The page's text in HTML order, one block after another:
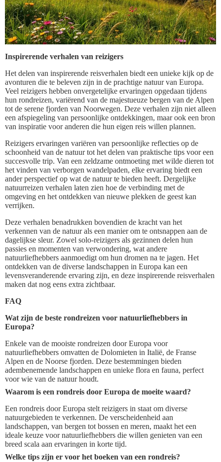
Inspirerende verhalen van reizigers
Het delen van inspirerende reisverhalen biedt een unieke kijk op de
avonturen die te beleven zijn in de prachtige natuur van Europa.
Veel reizigers hebben onvergetelijke ervaringen opgedaan tijdens
hun rondreizen, variërend van de majestueuze bergen van de Alpen
tot de serene fjorden van Noorwegen. Deze verhalen zijn niet alleen
een afspiegeling van persoonlijke ontdekkingen, maar ook een bron
van inspiratie voor anderen die hun eigen reis willen plannen.
Reizigers ervaringen variëren van persoonlijke reflecties op de
schoonheid van de natuur tot het delen van praktische tips voor een
succesvolle trip. Van een zeldzame ontmoeting met wilde dieren tot
het vinden van verborgen wandelpaden, elke ervaring biedt een
ander perspectief op wat de natuur te bieden heeft. Dergelijke
natuurreizen verhalen laten zien hoe de verbinding met de
omgeving en het ontdekken van nieuwe plekken de geest kan
verrijken.
Deze verhalen benadrukken bovendien de kracht van het
verkennen van de natuur als een manier om te ontsnappen aan de
dagelijkse sleur. Zowel solo-reizigers als gezinnen delen hun
passies en momenten van verwondering, wat andere
natuurliefhebbers aanmoedigt om hun dromen na te jagen. Het
ontdekken van de diverse landschappen in Europa kan een
levensveranderende ervaring zijn, en deze inspirerende reisverhalen
maken dat nog eens extra zichtbaar.
FAQ
Wat zijn de beste rondreizen voor natuurliefhebbers in
Europa?
Enkele van de mooiste rondreizen door Europa voor
natuurliefhebbers omvatten de Dolomieten in Italië, de Franse
Alpen en de Noorse fjorden. Deze bestemmingen bieden
adembenemende landschappen en unieke flora en fauna, perfect
voor wie van de natuur houdt.
Waarom is een rondreis door Europa de moeite waard?
Een rondreis door Europa stelt reizigers in staat om diverse
natuurgebieden te verkennen. De verscheidenheid aan
landschappen, van bergen tot bossen en meren, maakt het een
ideale keuze voor natuurliefhebbers die willen genieten van een
breed scala aan ervaringen in korte tijd.
Welke tips zijn er voor het boeken van een rondreis?